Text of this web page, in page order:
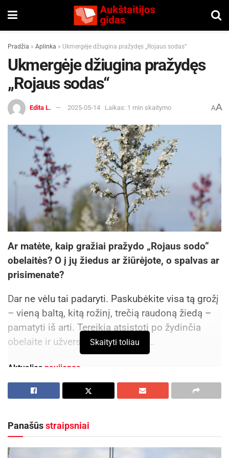
Pradžia » Aplinka » Ukmergėje džiugina pražydęs „Rojaus sodas“
Ukmergėje džiugina pražydęs
„Rojaus sodas“
Edita L. 2025-05-14 Laikas: 1 min skaitymo AA
Ar matėte, kaip gražiai pražydo „Rojaus sodo“
obelaitės? O į jų žiedus ar žiūrėjote, o spalvas ar
prisimenate?
Dar ne vėlu tai padaryti. Paskubėkite visa tą grožį
– vieną baltą, kitą rožinį, trečią raudoną žiedą –
pamatyti iš arti. Tereikia atsistoti po žydinčia
obelaite ir užversti galvą aukštyn…
Aktualios naujienos
Nuo rugpjūčio 10 dienos keisis eismas Panevėžio
remontas
Skaityti toliau
Panašūsstraipsniai